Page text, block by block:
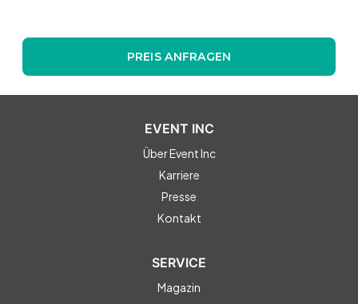
PREIS ANFRAGEN
EVENT INC
Über Event Inc
Karriere
Presse
Kontakt
SERVICE
Magazin